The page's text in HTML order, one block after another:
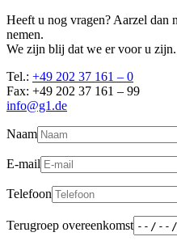
Heeft u nog vragen? Aarzel dan
nemen.
We zijn blij dat we er voor u zijn.
Tel.: +49 202 37 161 – 0
Fax: +49 202 37 161 – 99
info@g1.de
Naam
E-mail
Telefoon
Terugroep overeenkomst